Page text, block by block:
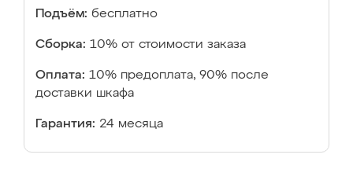
Подъём: бесплатно
Сборка: 10% от стоимости заказа
Оплата: 10% предоплата, 90% после
доставки шкафа
Гарантия: 24 месяца